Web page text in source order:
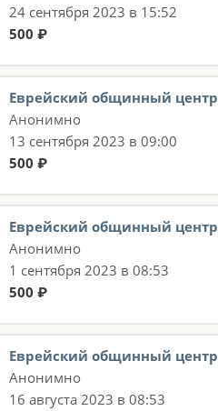
24 сентября 2023 в 15:52
500 ₽
Еврейский общинный центр
Анонимно
13 сентября 2023 в 09:00
500 ₽
Еврейский общинный центр
Анонимно
1 сентября 2023 в 08:53
500 ₽
Еврейский общинный центр
Анонимно
16 августа 2023 в 08:53